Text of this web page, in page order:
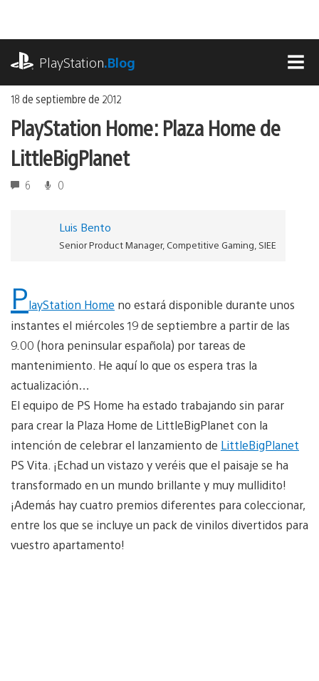
contenido
PlayStation.Blog
18 de septiembre de 2012
PlayStation Home: Plaza Home de
LittleBigPlanet
6 0
Luis Bento
Senior Product Manager, Competitive Gaming, SIEE
PlayStation Home no estará disponible durante unos
instantes el miércoles 19 de septiembre a partir de las
9.00 (hora peninsular española) por tareas de
mantenimiento. He aquí lo que os espera tras la
actualización…
El equipo de PS Home ha estado trabajando sin parar
para crear la Plaza Home de LittleBigPlanet con la
intención de celebrar el lanzamiento de LittleBigPlanet
PS Vita. ¡Echad un vistazo y veréis que el paisaje se ha
transformado en un mundo brillante y muy mullidito!
¡Además hay cuatro premios diferentes para coleccionar,
entre los que se incluye un pack de vinilos divertidos para
vuestro apartamento!